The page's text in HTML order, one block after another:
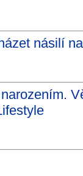
násilí